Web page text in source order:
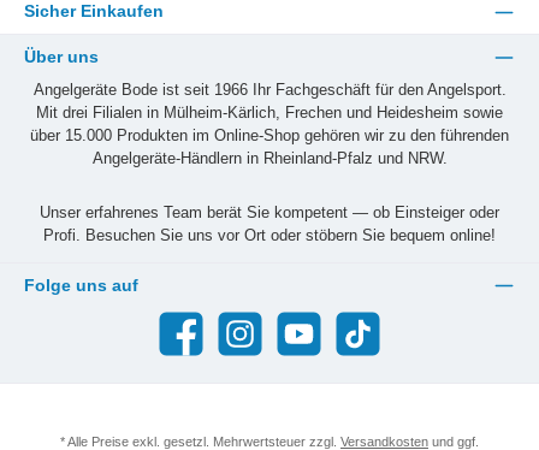
Sicher Einkaufen
Über uns
Angelgeräte Bode ist seit 1966 Ihr Fachgeschäft für den Angelsport.
Mit drei Filialen in Mülheim-Kärlich, Frechen und Heidesheim sowie
über 15.000 Produkten im Online-Shop gehören wir zu den führenden
Angelgeräte-Händlern in Rheinland-Pfalz und NRW.
Unser erfahrenes Team berät Sie kompetent — ob Einsteiger oder
Profi. Besuchen Sie uns vor Ort oder stöbern Sie bequem online!
Folge uns auf
Facebook Instagram YouTube TikTok
* Alle Preise exkl. gesetzl. Mehrwertsteuer zzgl. Versandkosten und ggf.